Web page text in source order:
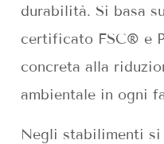
durabilità. Si basa
certificato FSC® e
concreta alla
ambientale in ogni
Negli stabilimenti